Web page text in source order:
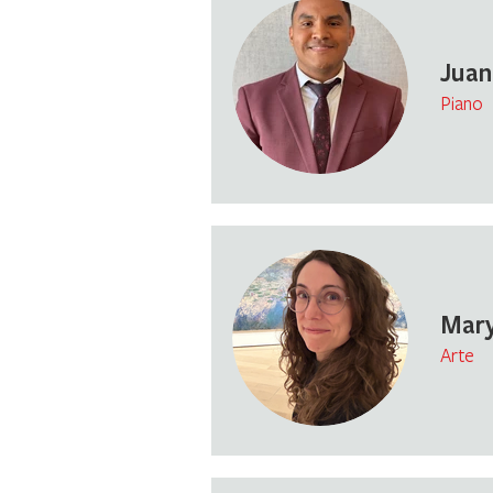
Piano
Arte